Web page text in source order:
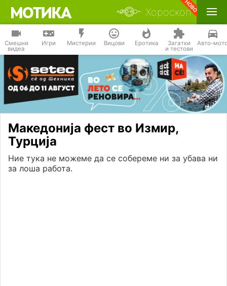
Хороскоп
Смешни
видеа
Игри Мистерии Вицови Еротика Загатки
и тестови
Авто-
Македонија фест во Измир,
Турција
Ние тука не можеме да се собереме ни за убава ни
за лоша работа.